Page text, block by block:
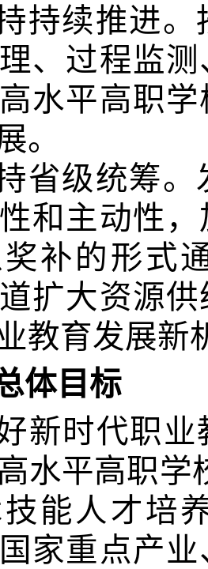
续推进。
、过程监
水平高职
。
级统筹。
和主动性
补的形式
扩大资源
教育发展新
体目标
新时代职
水平高职学
能人才培
家重点产